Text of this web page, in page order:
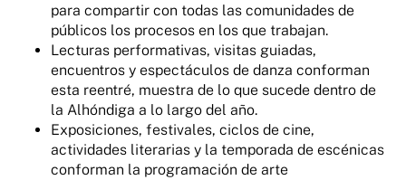
para compartir con todas las comunidades de
públicos los procesos en los que trabajan.
Lecturas performativas, visitas guiadas,
encuentros y espectáculos de danza conforman
esta reentré, muestra de lo que sucede dentro de
la Alhóndiga a lo largo del año.
Exposiciones, festivales, ciclos de cine,
actividades literarias y la temporada de escénicas
conforman la programación de arte